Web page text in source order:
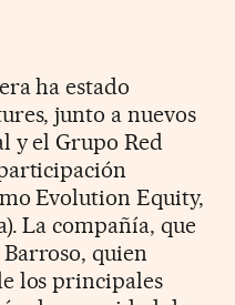
ha estado
junto a nuevos
y el Grupo Red
Evolution Equity,
La compañía, que
quien
los principales